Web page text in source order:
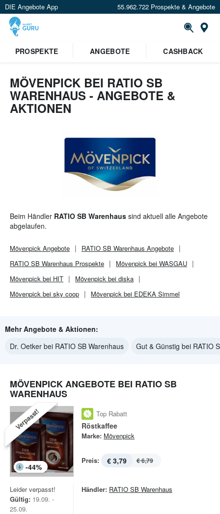
DIE Angebote App 55.962.722 Prospekte & Angebote
Standort festlegen
PROSPEKTE ANGEBOTE CASHBACK
MÖVENPICK BEI RATIO SB
WARENHAUS - ANGEBOTE &
AKTIONEN
Beim Händler RATIO SB Warenhaus sind aktuell alle Angebote
abgelaufen.
Mövenpick Angebote RATIO SB Warenhaus Angebote
RATIO SB Warenhaus Prospekte
Mövenpick bei WASGAU
Mövenpick bei HIT
Mövenpick bei diska
Mövenpick bei sky coop
Mövenpick bei EDEKA Simmel
Mehr Angebote & Aktionen:
Dr. Oetker bei RATIO SB Warenhaus
Gut & Günstig bei RATIO
MÖVENPICK ANGEBOTE BEI RATIO SB
WARENHAUS
Verpasst!
-44%
Top Rabatt
Röstkaffee
Marke: Mövenpick
Preis: € 3,79 € 6,79
Leider verpasst!
Gültig: 19.09. -
25.09.
Händler: RATIO SB Warenhaus